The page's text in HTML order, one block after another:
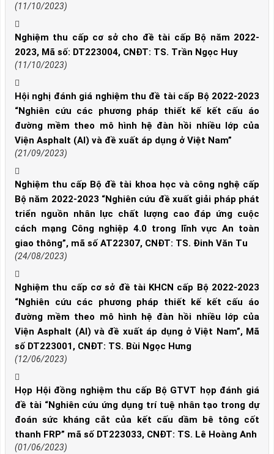
(11/10/2023)
Nghiệm thu cấp cơ sở cho đề tài cấp Bộ năm 2022-
2023, Mã số: DT223004, CNĐT: TS. Trần Ngọc Huy
(11/10/2023)
Hội nghị đánh giá nghiệm thu đề tài cấp Bộ 2022-2023
“Nghiên cứu các phương pháp thiết kế kết cấu áo
đường mềm theo mô hình hệ đàn hồi nhiều lớp của
Viện Asphalt (AI) và đề xuất áp dụng ở Việt Nam”
(21/09/2023)
Nghiệm thu cấp Bộ đề tài khoa học và công nghệ cấp
Bộ năm 2022-2023 “Nghiên cứu đề xuất giải pháp phát
triển nguồn nhân lực chất lượng cao đáp ứng cuộc
cách mạng Công nghiệp 4.0 trong lĩnh vực An toàn
giao thông”, mã số AT22307, CNĐT: TS. Đinh Văn Tu
(24/08/2023)
Nghiệm thu cấp cơ sở đề tài KHCN cấp Bộ 2022-2023
“Nghiên cứu các phương pháp thiết kế kết cấu áo
đường mềm theo mô hình hệ đàn hồi nhiều lớp của
Viện Asphalt (AI) và đề xuất áp dụng ở Việt Nam”, Mã
số DT223001, CNĐT: TS. Bùi Ngọc Hưng
(12/06/2023)
Họp Hội đồng nghiệm thu cấp Bộ GTVT họp đánh giá
đề tài “Nghiên cứu ứng dụng trí tuệ nhân tạo trong dự
đoán sức kháng cắt của kết cấu dầm bê tông cốt
thanh FRP” mã số DT223033, CNĐT: TS. Lê Hoàng Anh
(01/06/2023)